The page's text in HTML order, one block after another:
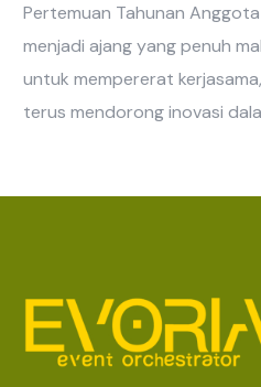
Pertemuan Tahunan
menjadi ajang yang penuh
untuk mempererat
terus mendorong inovasi